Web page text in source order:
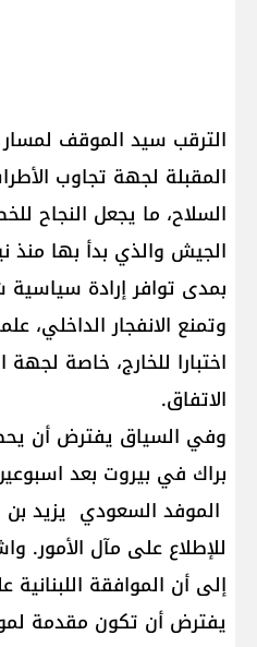
الترقب سيد الموقف لمسار
المقبلة لجهة تجاوب
السلاح، ما يجعل النجاح
الجيش والذي بدأ بها منذ
بمدى توافر إرادة
وتمنع الانفجار الداخلي،
اختبارا للخارج، خاصة لجهة
الاتفاق.
وفي السياق يفترض أن
براك في بيروت بعد
الموفد السعودي يزيد بن
للإطلاع على مآل الأمور.
إلى أن الموافقة اللبنانية
يفترض أن تكون مقدمة